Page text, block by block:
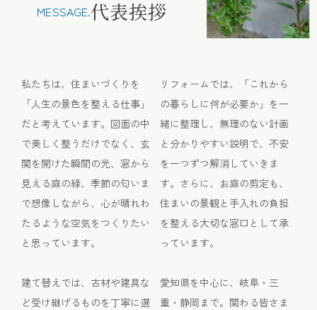
MESSAGE.代表挨拶
私たちは、住まいづくりを
「人生の景色を整える仕事」
だと考えています。図面の中
で美しく整うだけでなく、玄
関を開けた瞬間の光、窓から
見える庭の緑、季節の匂いま
で想像しながら、心が晴れわ
たるような空気をつくりたい
と思っています。
建て替えでは、古材や建具な
ど受け継げるものを丁寧に選
リフォームでは、「これから
の暮らしに何が必要か」を一
緒に整理し、無理のない計画
と分かりやすい説明で、不安
を一つずつ解消していきま
す。さらに、お庭の剪定も、
住まいの景観と手入れの負担
を整える大切な窓口として承
っています。
​​​​​​​愛知県を中心に、岐阜・三
重・静岡まで。関わる皆さま